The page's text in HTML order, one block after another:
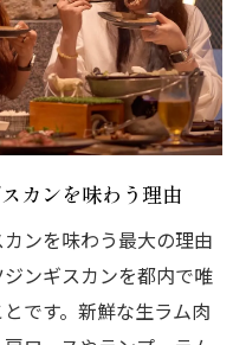
カンを味わう理由
ンを味わう最大の理由
ンギスカンを都内で唯
です。新鮮な生ラム肉